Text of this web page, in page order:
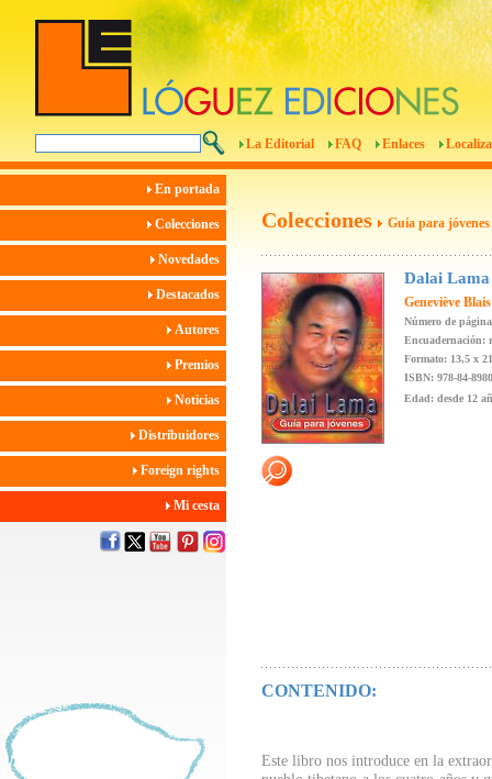
La Editorial FAQ Enlaces
En portada
Colecciones
Novedades
Destacados
Autores
Premios
Noticias
Distribuidores
Foreign rights
Mi cesta
Colecciones Guía para jóvenes
Dalai Lama
Geneviève Blais
Número de
Encuadernación:
Formato: 13,5 x
ISBN: 978-84-
Edad: desde 12
CONTENIDO:
Este libro nos introduce en la